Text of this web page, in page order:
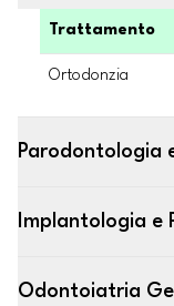
Trattamento
Ortodonzia
Parodontologia
Implantologia e
Odontoiatria